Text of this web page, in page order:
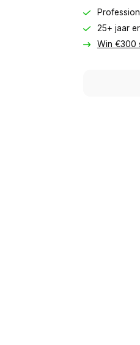
25+ jaar
Win €300